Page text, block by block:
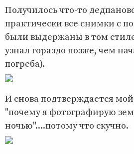
Получилось что-то
практически все снимки с
были выдержаны в том
узнал гораздо позже, чем
погреба).
И снова подтверждается
"почему я фотографирую
ночью"....потому что скучно.